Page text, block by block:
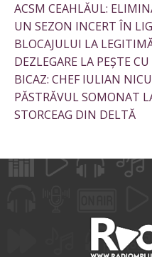
ACSM CEAHLĂUL:
UN SEZON INCERT ÎN
BLOCAJULUI LA
DEZLEGARE LA PEȘTE
BICAZ: CHEF IULIAN
PĂSTRĂVUL SOMONAT
STORCEAG DIN DELTĂ